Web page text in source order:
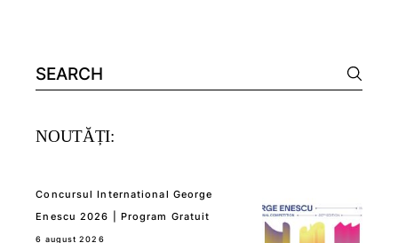
Search
for:
NOUTĂȚI:
Concursul International George
Enescu 2026 | Program Gratuit
6 august 2026